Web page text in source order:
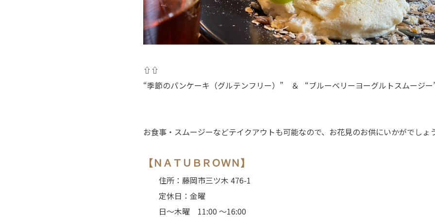
⇧⇧
“季節のパンケーキ（グルテンフリー）” ＆ “ブルーベリーヨーグルトスムージー
お食事・スムージーなどテイクアウトも可能なので、お花見のお供にいかがでしょ
【ＮＡＴＵＢＲＯＷＮ】
住所：藤岡市三ツ木 476-1
定休日：金曜
日～木曜 11:00 ～16:00